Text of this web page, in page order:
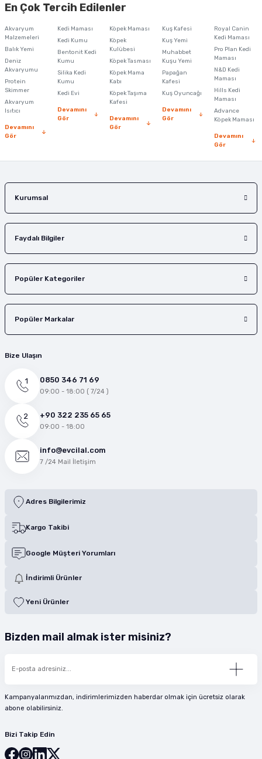
En Çok Tercih Edilenler
Akvaryum
Malzemeleri
Balık Yemi
Deniz
Akvaryumu
Protein
Skimmer
Akvaryum
Isıtıcı
Devamını
Gör
Kedi Maması
Kedi Kumu
Bentonit Kedi
Kumu
Silika Kedi
Kumu
Kedi Evi
Devamını
Gör
Köpek Maması
Köpek
Kulübesi
Köpek Tasması
Köpek Mama
Kabı
Köpek Taşıma
Kafesi
Devamını
Gör
Kuş Kafesi
Kuş Yemi
Muhabbet
Kuşu Yemi
Papağan
Kafesi
Kuş Oyuncağı
Devamını
Gör
Royal Canin
Kedi Maması
Pro Plan Kedi
Maması
N&D Kedi
Maması
Hills Kedi
Maması
Advance
Köpek Maması
Devamını
Gör
Kurumsal
Faydalı Bilgiler
Popüler Kategoriler
Popüler Markalar
Bize Ulaşın
0850 346 71 69
09:00 - 18:00 ( 7/24 )
+90 322 235 65 65
09:00 - 18:00
info@evcilal.com
7 /24 Mail İletişim
Adres Bilgilerimiz
Kargo Takibi
Google Müşteri Yorumları
İndirimli Ürünler
Yeni Ürünler
Bizden mail almak ister misiniz?
Kampanyalarımızdan, indirimlerimizden haberdar olmak için ücretsiz olarak
abone olabilirsiniz.
Bizi Takip Edin